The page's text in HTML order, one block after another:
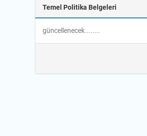
Temel Politika Belgeleri
güncellenecek........